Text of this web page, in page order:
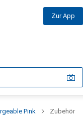
Zur App
Pink Zubehör